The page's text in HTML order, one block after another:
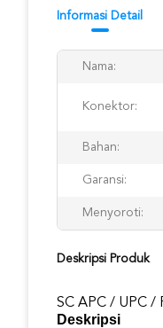
Informasi Detail
Nama:
Konektor:
Bahan:
Garansi:
Menyoroti:
Deskripsi Produk
SC APC / UPC
Deskripsi